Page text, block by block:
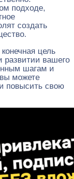
подходе,
создать
цель
развитии вашего
шагам и
можете
повысить свою